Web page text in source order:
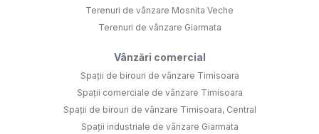
Terenuri de vânzare Mosnita Veche
Terenuri de vânzare Giarmata
Vânzări comercial
Spații de birouri de vânzare Timisoara
Spații comerciale de vânzare Timisoara
Spații de birouri de vânzare Timisoara, Central
Spații industriale de vânzare Giarmata